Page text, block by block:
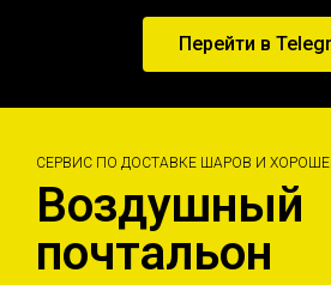
Перейти в
СЕРВИС ПО ДОСТАВКЕ ШАРОВ И
Воздушный
почтальон